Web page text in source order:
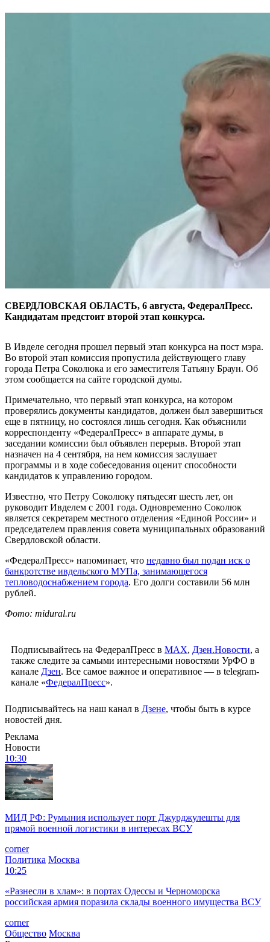
СВЕРДЛОВСКАЯ ОБЛАСТЬ, 6 августа, ФедералПресс.
Кандидатам предстоит второй этап конкурса.
В Ивделе сегодня прошел первый этап конкурса на пост мэра.
Во второй этап комиссия пропустила действующего главу
города Петра Соколюка и его заместителя Татьяну Браун. Об
этом сообщается на сайте городской думы.
Примечательно, что первый этап конкурса, на котором
проверялись документы кандидатов, должен был завершиться
еще в пятницу, но состоялся лишь сегодня. Как объяснили
корреспонденту «ФедералПресс» в аппарате думы, в
заседании комиссии был объявлен перерыв. Второй этап
назначен на 4 сентября, на нем комиссия заслушает
программы и в ходе собеседования оценит способности
кандидатов к управлению городом.
Известно, что Петру Соколюку пятьдесят шесть лет, он
руководит Ивделем с 2001 года. Одновременно Соколюк
является секретарем местного отделения «Единой России» и
председателем правления совета муниципальных образований
Свердловской области.
«ФедералПресс» напоминает, что недавно был подан иск о
банкротстве ивдельского МУПа, занимающегося
тепловодоснабжением города. Его долги составили 56 млн
рублей.
Фото: midural.ru
Подписывайтесь на ФедералПресс в МАХ, Дзен.Новости, а
также следите за самыми интересными новостями УрФО в
канале Дзен. Все самое важное и оперативное — в telegram-
канале «ФедералПресс».
Подписывайтесь на наш канал в Дзене, чтобы быть в курсе
новостей дня.
Реклама
Новости
10:30
МИД РФ: Румыния использует порт Джурджулешты для
прямой военной логистики в интересах ВСУ
corner
Политика Москва
10:25
«Разнесли в хлам»: в портах Одессы и Черноморска
российская армия поразила склады военного имущества ВСУ
corner
Общество Москва